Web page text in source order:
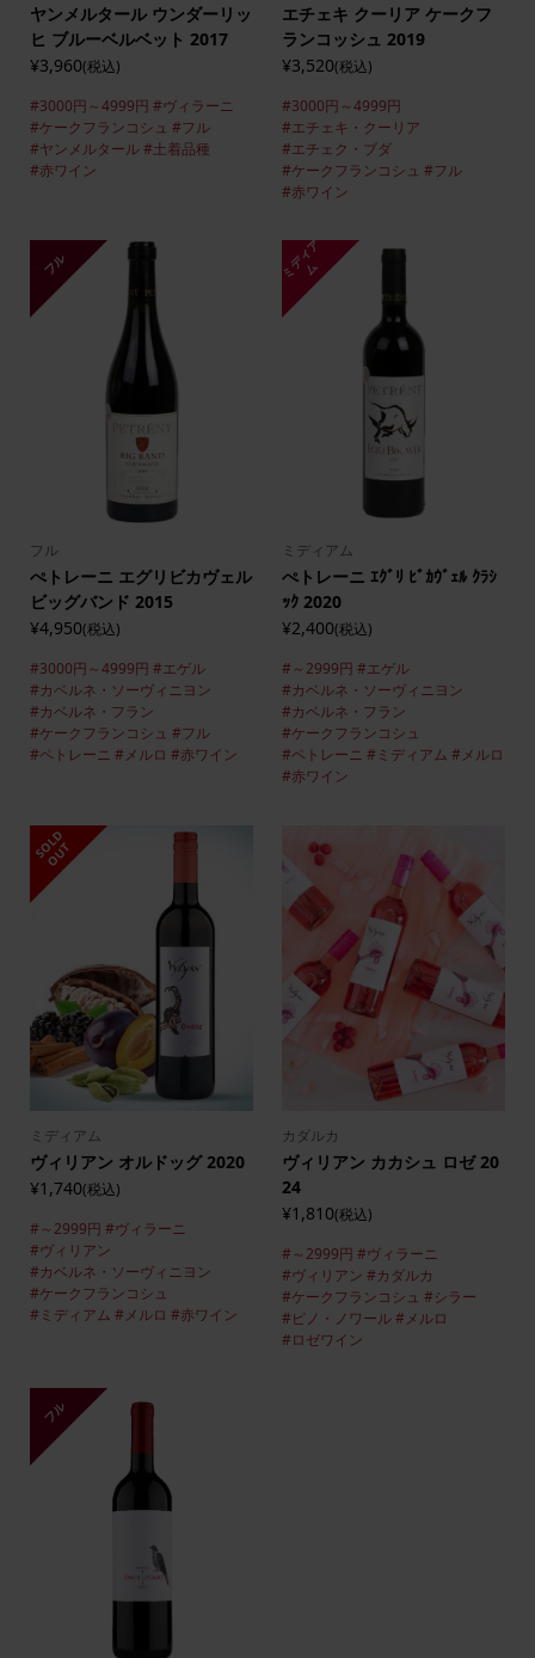
ヤンメルタール ウンダーリッ
ヒ ブルーベルベット 2017
¥3,960(税込)
#3000円～4999円 #ヴィラーニ
#ケークフランコシュ #フル
#ヤンメルタール#土着品種
#赤ワイン
エチェキ クーリア ケークフ
ランコッシュ 2019
¥3,520(税込)
#3000円～4999円
#エチェキ・クーリア
#エチェク・ブダ
#ケークフランコシュ #フル
#赤ワイン
フル
フル
ぺトレーニ エグリビカヴェル
ビッグバンド 2015
¥4,950(税込)
#3000円～4999円 #エゲル
#カベルネ・ソーヴィニヨン
#カベルネ・フラン
#ケークフランコシュ #フル
#ペトレーニ #メルロ #赤ワイン
ミ
デ
ィ
ア
ム
ミディアム
ぺトレーニ ｴｸﾞﾘ ﾋﾞｶｳﾞｪﾙ ｸﾗｼ
ｯｸ 2020
¥2,400(税込)
#～2999円 #エゲル
#カベルネ・ソーヴィニヨン
#カベルネ・フラン
#ケークフランコシュ
#ペトレーニ #ミディアム #メルロ
#赤ワイン
S
O
L
D
O
U
T
ミディアム
ヴィリアン オルドッグ 2020
¥1,740(税込)
#～2999円 #ヴィラーニ
#ヴィリアン
#カベルネ・ソーヴィニヨン
#ケークフランコシュ
#ミディアム #メルロ #赤ワイン
カダルカ
ヴィリアン カカシュ ロゼ 20
24
¥1,810(税込)
#～2999円 #ヴィラーニ
#ヴィリアン #カダルカ
#ケークフランコシュ #シラー
#ピノ・ノワール #メルロ
#ロゼワイン
フル